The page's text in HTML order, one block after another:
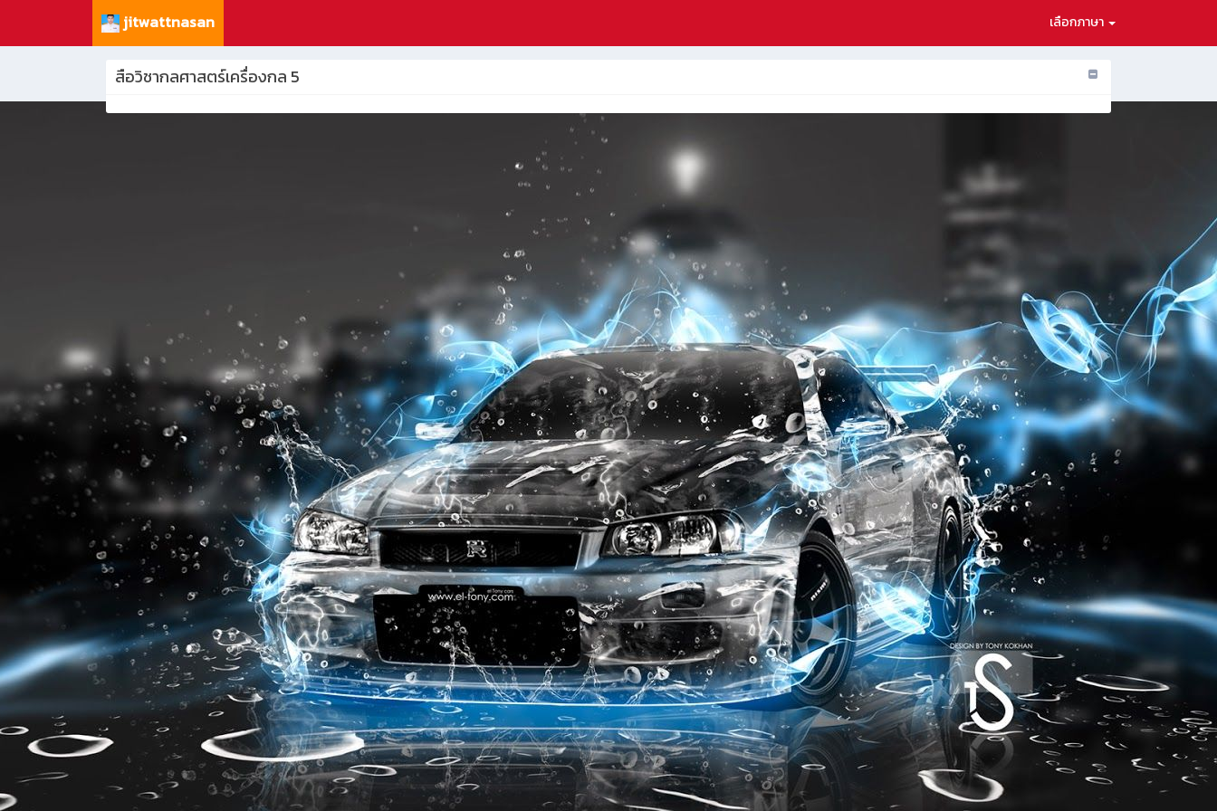
jitwattnasan เลือกภาษา
สือวิชากลศาสตร์เครื่องกล 5